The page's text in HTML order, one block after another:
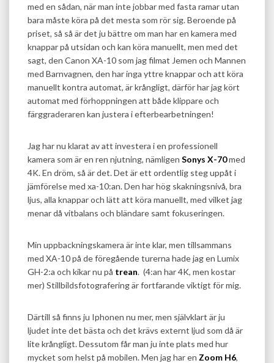
med en sådan, när man inte jobbar med fasta ramar utan
bara måste köra på det mesta som rör sig. Beroende på
priset, så så är det ju bättre om man har en kamera med
knappar på utsidan och kan köra manuellt, men med det
sagt, den Canon XA-10 som jag filmat Jemen och Mannen
med Barnvagnen, den har inga yttre knappar och att köra
manuellt kontra automat, är krångligt, därför har jag kört
automat med förhoppningen att både klippare och
färggraderaren kan justera i efterbearbetningen!
Jag har nu klarat av att investera i en professionell
kamera som är en ren njutning, nämligen Sonys X-70med
4K. En dröm, så är det. Det är ett ordentlig steg uppåt i
jämförelse med xa-10:an. Den har hög skakningsnivå, bra
ljus, alla knappar och lätt att köra manuellt, med vilket jag
menar då vitbalans och bländare samt fokuseringen.
Min uppbackningskamera är inte klar, men tillsammans
med XA-10 på de föregående turerna hade jag en Lumix
GH-2:a och kikar nu på trean. (4:an har 4K, men kostar
mer) Stillbildsfotografering är fortfarande viktigt för mig.
Därtill så finns ju Iphonen nu mer, men självklart är ju
ljudet inte det bästa och det krävs externt ljud som då är
lite krångligt. Dessutom får man ju inte plats med hur
mycket som helst på mobilen. Men jag har en Zoom H6,